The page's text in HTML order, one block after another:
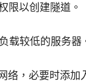
限以创建隧道。
载较低的服务器
，必要时添加